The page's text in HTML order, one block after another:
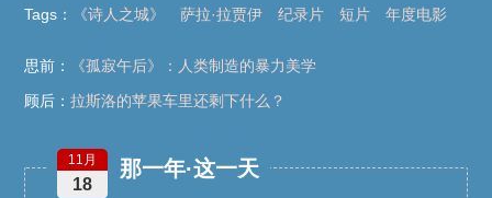
Tags ： 《诗人之城》 萨拉·拉贾伊 纪录片 短片 年度电影
思前：
《孤寂午后》：人类制造的暴力美学
顾后：拉斯洛的苹果车里还剩下什么？
那一年·这一天
11月
18